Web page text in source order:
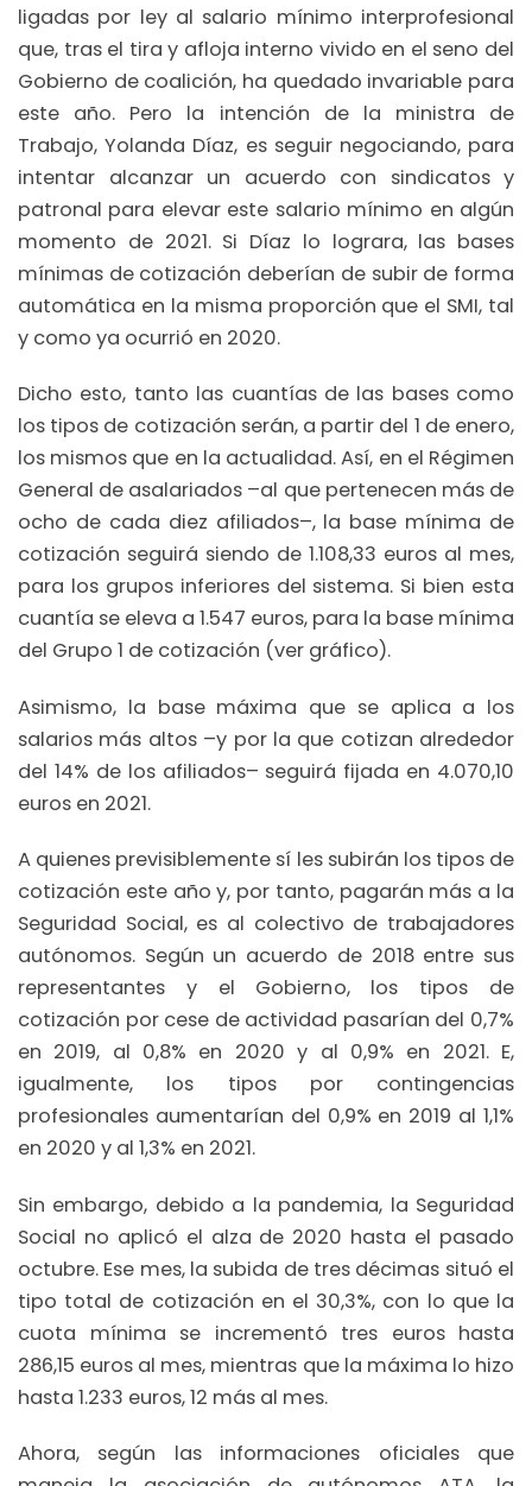
ligadas por ley al salario mínimo interprofesional
que, tras el tira y afloja interno vivido en el seno del
Gobierno de coalición, ha quedado invariable para
este año. Pero la intención de la ministra de
Trabajo, Yolanda Díaz, es seguir negociando, para
intentar alcanzar un acuerdo con sindicatos y
patronal para elevar este salario mínimo en algún
momento de 2021. Si Díaz lo lograra, las bases
mínimas de cotización deberían de subir de forma
automática en la misma proporción que el SMI, tal
y como ya ocurrió en 2020.
Dicho esto, tanto las cuantías de las bases como
los tipos de cotización serán, a partir del 1 de enero,
los mismos que en la actualidad. Así, en el Régimen
General de asalariados –al que pertenecen más de
ocho de cada diez afiliados–, la base mínima de
cotización seguirá siendo de 1.108,33 euros al mes,
para los grupos inferiores del sistema. Si bien esta
cuantía se eleva a 1.547 euros, para la base mínima
del Grupo 1 de cotización (ver gráfico).
Asimismo, la base máxima que se aplica a los
salarios más altos –y por la que cotizan alrededor
del 14% de los afiliados– seguirá fijada en 4.070,10
euros en 2021.
A quienes previsiblemente sí les subirán los tipos de
cotización este año y, por tanto, pagarán más a la
Seguridad Social, es al colectivo de trabajadores
autónomos. Según un acuerdo de 2018 entre sus
representantes y el Gobierno, los tipos de
cotización por cese de actividad pasarían del 0,7%
en 2019, al 0,8% en 2020 y al 0,9% en 2021. E,
igualmente, los tipos por contingencias
profesionales aumentarían del 0,9% en 2019 al 1,1%
en 2020 y al 1,3% en 2021.
Sin embargo, debido a la pandemia, la Seguridad
Social no aplicó el alza de 2020 hasta el pasado
octubre. Ese mes, la subida de tres décimas situó el
tipo total de cotización en el 30,3%, con lo que la
cuota mínima se incrementó tres euros hasta
286,15 euros al mes, mientras que la máxima lo hizo
hasta 1.233 euros, 12 más al mes.
Ahora, según las informaciones oficiales que